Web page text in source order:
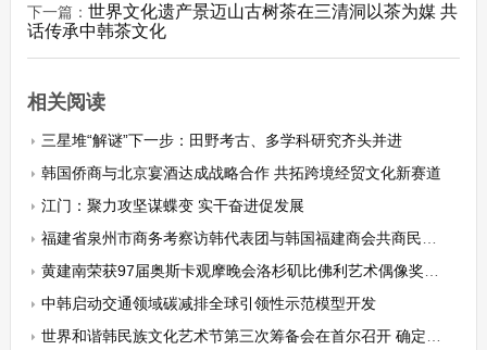
下一篇： 世界文化遗产景迈山古树茶在三清洞以茶为媒 共
话传承中韩茶文化
相关阅读
三星堆“解谜”下一步：田野考古、多学科研究齐头并进
韩国侨商与北京宴酒达成战略合作 共拓跨境经贸文化新赛道
江门：聚力攻坚谋蝶变 实干奋进促发展
福建省泉州市商务考察访韩代表团与韩国福建商会共商民间商贸新篇章
黄建南荣获97届奥斯卡观摩晚会洛杉矶比佛利艺术偶像奖终身成就奖
中韩启动交通领域碳减排全球引领性示范模型开发
世界和谐韩民族文化艺术节第三次筹备会在首尔召开 确定组织架构与核心任务